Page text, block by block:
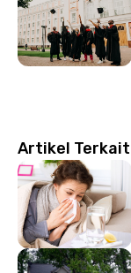
Artikel Terkait